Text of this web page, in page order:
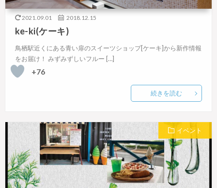
2021.09.01 2018.12.15
ke-ki(ケーキ)
鳥栖駅近くにある青い扉のスイーツショップ[ケーキ]から新作情報
をお届け！ みずみずしいフルー […]
+76
続きを読む
イベント